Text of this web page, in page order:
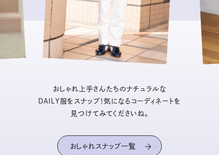
おしゃれ上手さんたちのナチュラルな
DAILY服をスナップ！気になるコーディネートを
見つけてみてくださいね。
おしゃれスナップ一覧